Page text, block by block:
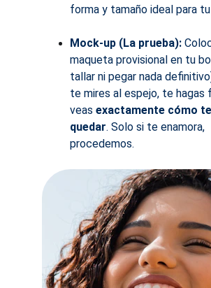
forma y tamaño ideal para
Mock-up (La prueba):
maqueta provisional en tu
tallar ni pegar nada
te mires al espejo, te hagas
veas exactamente cómo
quedar. Solo si te enamora,
procedemos.